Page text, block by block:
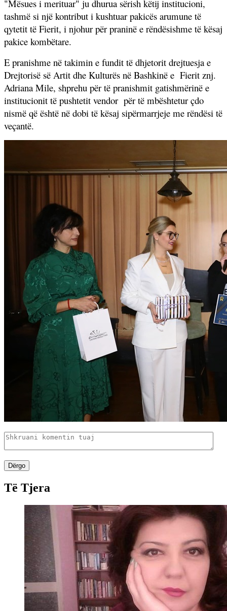
"Mësues i merituar" ju dhurua sërish këtij institucioni,
tashmë si një kontribut i kushtuar pakicës arumune të
qytetit të Fierit, i njohur për praninë e rëndësishme të kësaj
pakice kombëtare.
E pranishme në takimin e fundit të dhjetorit drejtuesja e
Drejtorisë së Artit dhe Kulturës në Bashkinë e Fierit znj.
Adriana Mile, shprehu për të pranishmit gatishmërinë e
institucionit të pushtetit vendor për të mbështetur çdo
nismë që është në dobi të kësaj sipërmarrjeje me rëndësi të
veçantë.
Dërgo
Të Tjera